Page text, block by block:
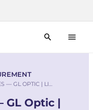
— GL OPTIC | LI…
Optic |